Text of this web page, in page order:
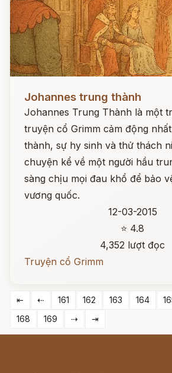
Johannes trung thành
Johannes Trung Thành là một
truyện cổ Grimm cảm động
thành, sự hy sinh và thử thách
chuyện kể về một người hầu
sàng chịu mọi đau khổ để bảo
vương quốc.
12-03-2015
⭐ 4.8
4,352 lượt đọc
Truyện cổ Grimm
⇤ ⇠ 161 162 163 164
168
169 ⇢ ⇥